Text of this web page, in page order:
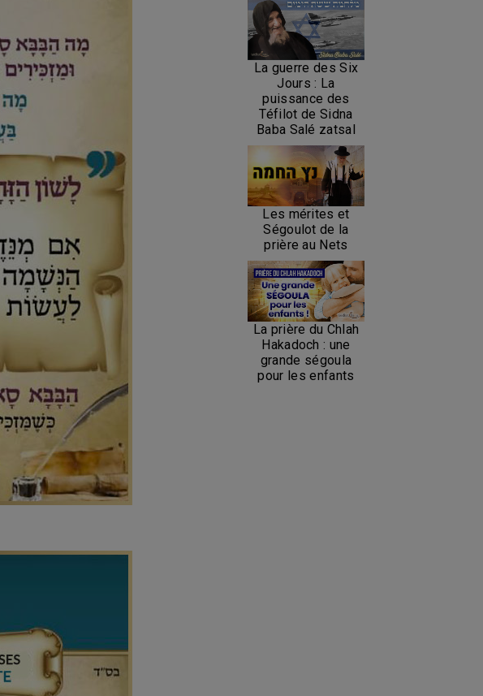
La guerre des Six
Jours : La
puissance des
Téfilot de Sidna
Baba Salé zatsal
Les mérites et
Ségoulot de la
prière au Nets
La prière du Chlah
Hakadoch : une
grande ségoula
pour les enfants